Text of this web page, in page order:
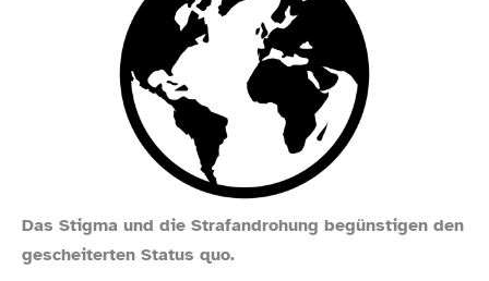
Das Stigma und die Strafandrohung begünstigen den
gescheiterten Status quo.